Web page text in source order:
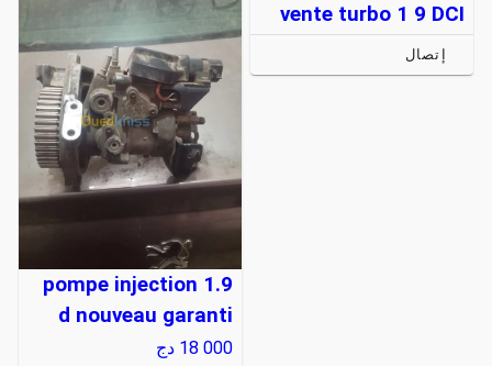
vente turbo 1 9 DCI
إتصال
pompe injection 1.9
d nouveau garanti
18 000 دج